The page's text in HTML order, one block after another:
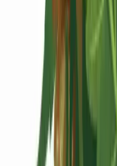
Kapseln